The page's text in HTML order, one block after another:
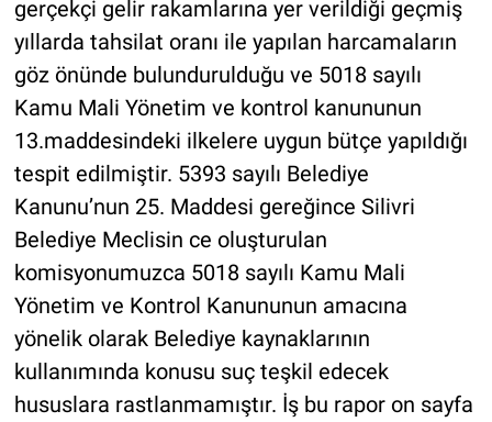
gerçekçi gelir rakamlarına yer verildiği geçmiş
yıllarda tahsilat oranı ile yapılan harcamaların
göz önünde bulundurulduğu ve 5018 sayılı
Kamu Mali Yönetim ve kontrol kanununun
13.maddesindeki ilkelere uygun bütçe yapıldığı
tespit edilmiştir. 5393 sayılı Belediye
Kanunu’nun 25. Maddesi gereğince Silivri
Belediye Meclisin ce oluşturulan
komisyonumuzca 5018 sayılı Kamu Mali
Yönetim ve Kontrol Kanununun amacına
yönelik olarak Belediye kaynaklarının
kullanımında konusu suç teşkil edecek
hususlara rastlanmamıştır. İş bu rapor on sayfa